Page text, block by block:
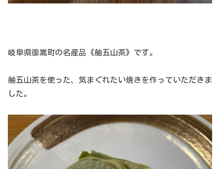
岐阜県御嵩町の名産品《舳五山茶》です。
舳五山茶を使った、気まぐれたい焼きを作っていただきま
した。